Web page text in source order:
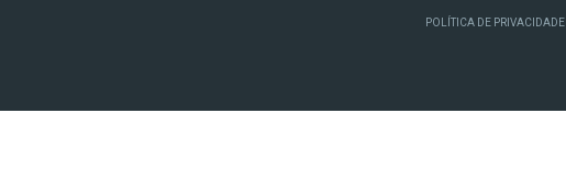
POLÍTICA DE PRIVACIDADE